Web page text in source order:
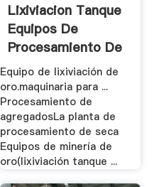
Lixiviacion Tanque
Equipos De
Procesamiento De
Oro
Equipo de lixiviación de
oro.maquinaria para ...
Procesamiento de
agregadosLa planta de
procesamiento de seca
Equipos de minería de
oro(lixiviación tanque ...